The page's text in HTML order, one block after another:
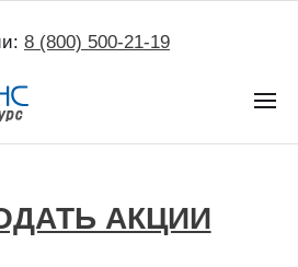
8 (800) 500-21-19
АКЦИИ